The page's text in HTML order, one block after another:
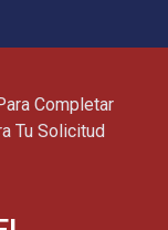
Completar
Tu Solicitud